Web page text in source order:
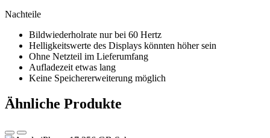
Nachteile
Bildwiederholrate nur bei 60 Hertz
Helligkeitswerte des Displays könnten höher sein
Ohne Netzteil im Lieferumfang
Aufladezeit etwas lang
Keine Speichererweiterung möglich
Ähnliche Produkte